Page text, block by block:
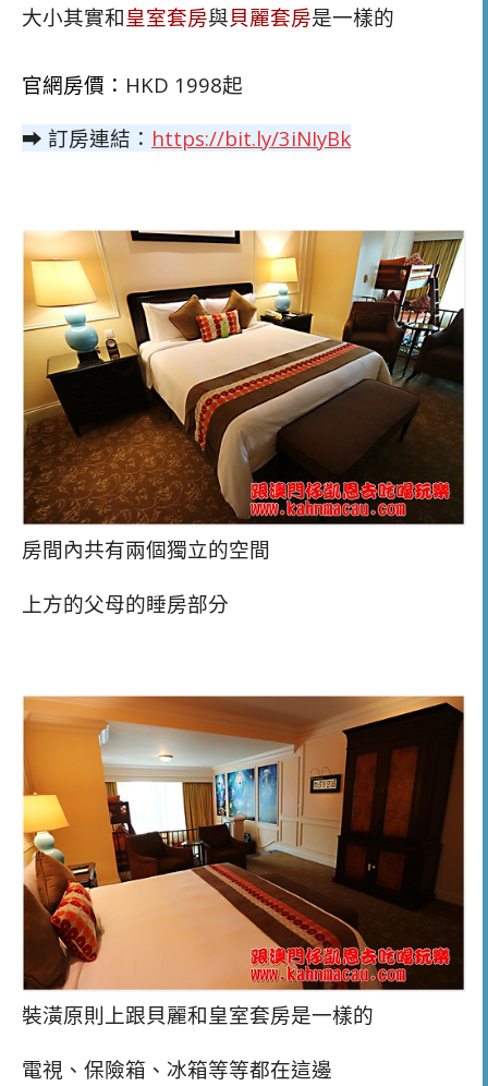
大小其實和皇室套房與貝麗套房是一樣的
官網房價： HKD 1998起
➡ 訂房連結： https://bit.ly/3iNIyBk
房間內共有兩個獨立的空間
上方的父母的睡房部分
裝潢原則上跟貝麗和皇室套房是一樣的
電視、保險箱、冰箱等等都在這邊